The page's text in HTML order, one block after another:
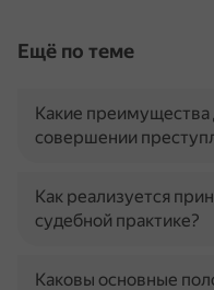
Ещё по теме
Какие преимущества
совершении
Как реализуется
судебной практике?
Каковы основные